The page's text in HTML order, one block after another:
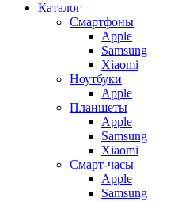
Каталог
Смартфоны
Apple
Samsung
Xiaomi
Ноутбуки
Apple
Планшеты
Apple
Samsung
Xiaomi
Смарт-часы
Apple
Samsung